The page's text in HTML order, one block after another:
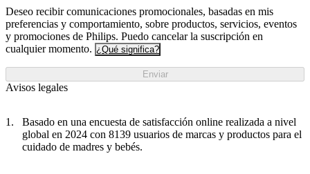
Deseo recibir comunicaciones promocionales, basadas en mis
preferencias y comportamiento, sobre productos, servicios, eventos
y promociones de Philips. Puedo cancelar la suscripción en
cualquier momento. ¿Qué significa?
Enviar
Avisos legales
Basado en una encuesta de satisfacción online realizada a nivel
global en 2024 con 8139 usuarios de marcas y productos para el
cuidado de madres y bebés.